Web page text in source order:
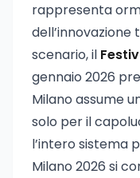
rappresenta
dell’innovazione
scenario, il
gennaio 2026
Milano assume
solo per il
l’intero sistema
Milano 2026 si